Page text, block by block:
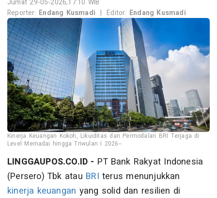
Jumat 29-05-2026,17:10 WIB
Reporter: Endang Kusmadi | Editor: Endang Kusmadi
Kinerja Keuangan Kokoh, Likuiditas dan Permodalan BRI Terjaga di
Level Memadai hingga Triwulan I 2026--
LINGGAUPOS.CO.ID - PT Bank Rakyat Indonesia
(Persero) Tbk atau BRI terus menunjukkan
kinerja keuangan yang solid dan resilien di